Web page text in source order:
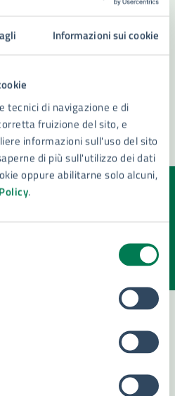
Informazioni sui cookie
tecnici di navigazione e di
fruizione del sito, e
informazioni sull'uso del sito
di più sull'utilizzo dei dati
oppure abilitarne solo alcuni,
.
informazioni su questa
(da 1 a 5 stelle)
per valutare la chiarezza delle